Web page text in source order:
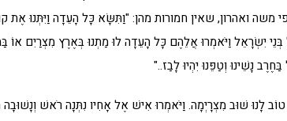
משה ואהרון, שאין חמורות מהן: "וַתִּשָּׂא כָּל הָעֵדָה וַיִּתְּנוּ אֶת
בְּנֵי יִשְׂרָאֵל וַיֹּאמְרוּ אֲלֵהֶם כָּל הָעֵדָה לוּ מַתְנוּ בְּאֶרֶץ מִצְרַיִם אוֹ
נָשֵׁינוּ וְטַפֵּנוּ יִהְיוּ לָבַז.."
לָנוּ שׁוּב מִצְרָיְמָה. וַיֹּאמְרוּ אִישׁ אֶל אָחִיו נִתְּנָה רֹאשׁ וְנָשׁוּבָה